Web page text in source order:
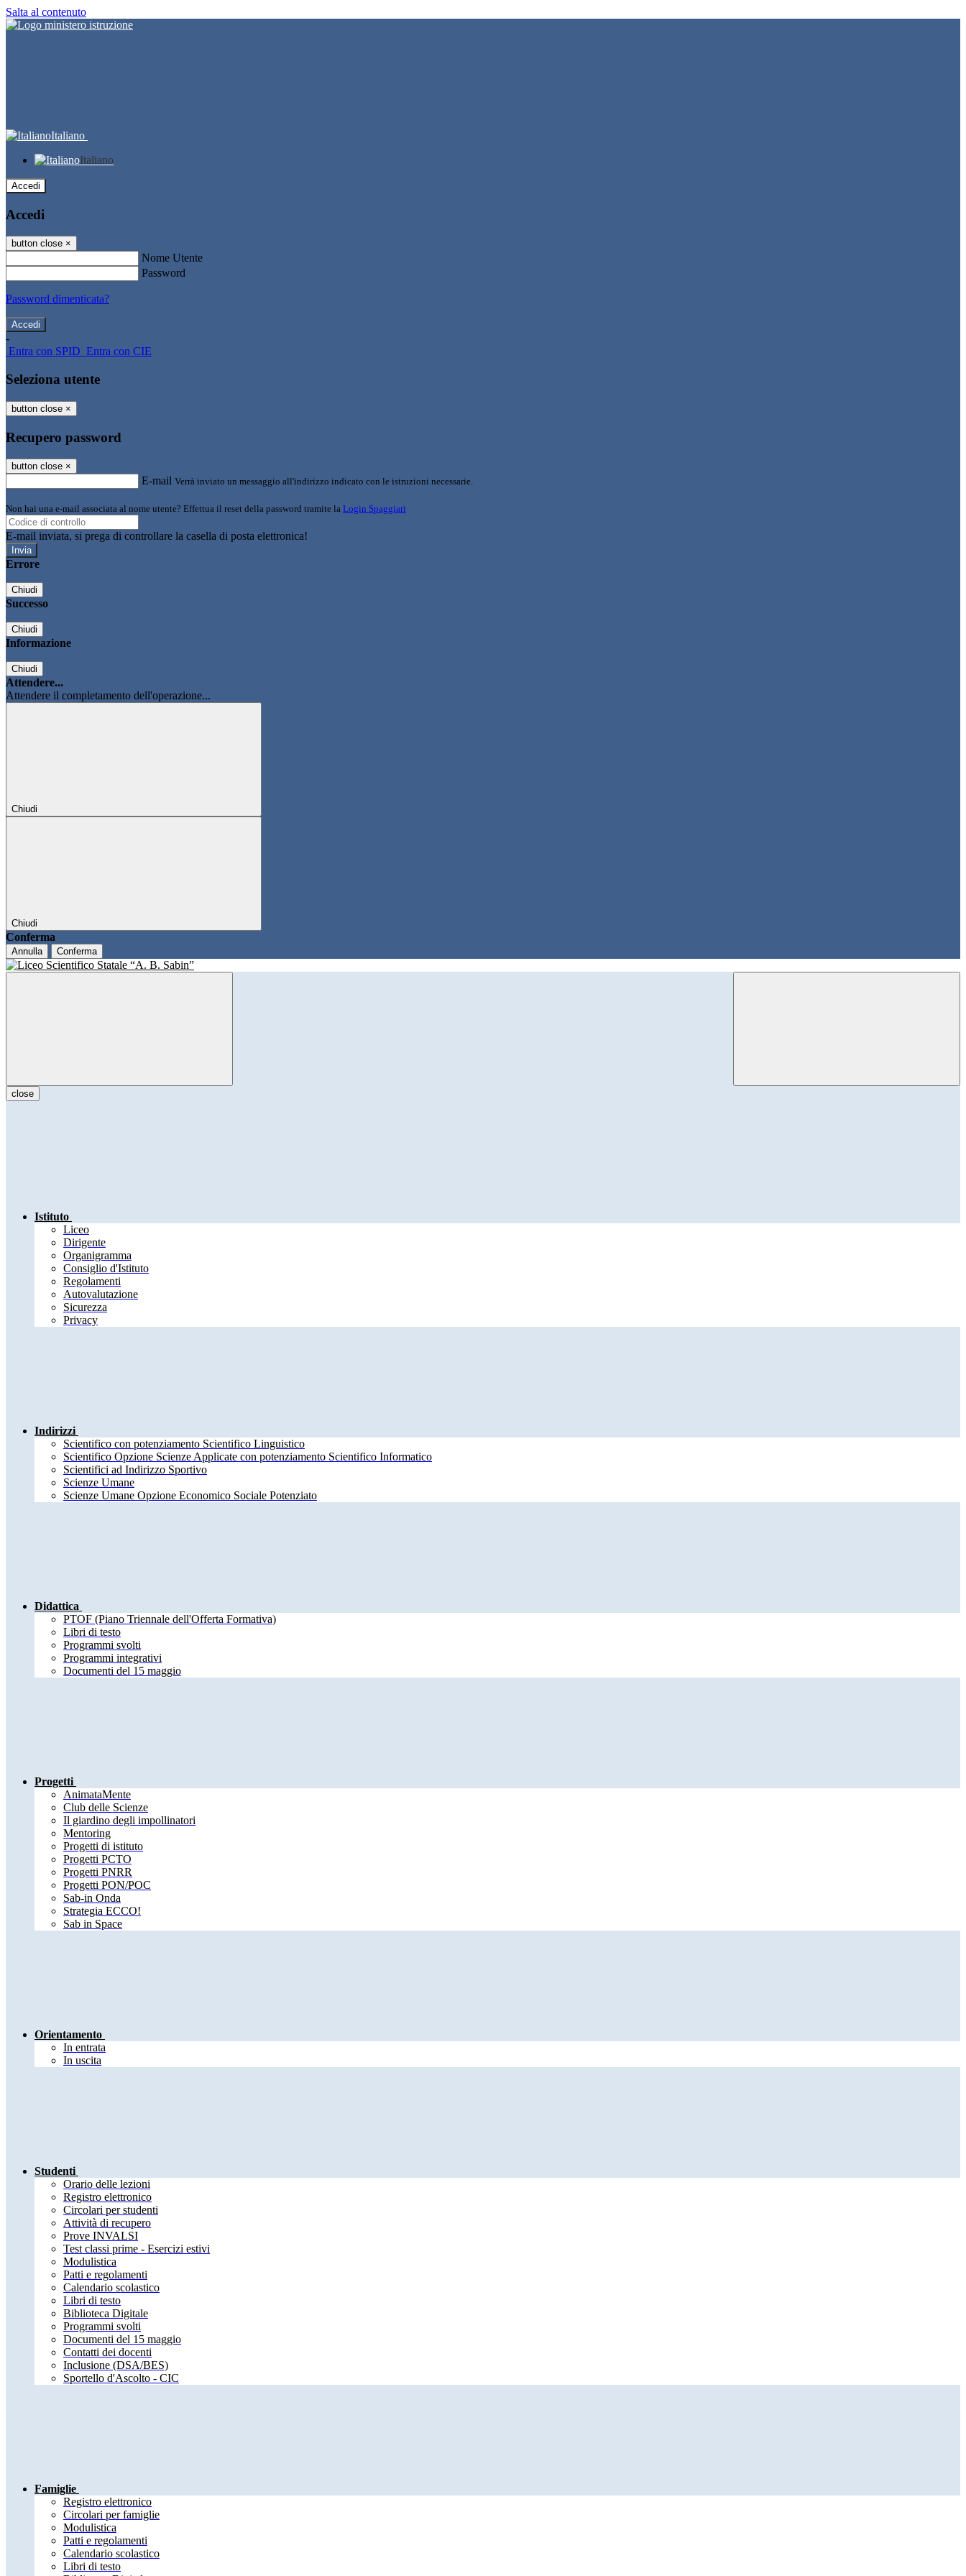
Salta al contenuto
Italiano
Italiano
Accedi
Accedi
button close ×
Nome Utente
Password
Password dimenticata?
-
Entra con SPID Entra con CIE
Seleziona utente
button close ×
Recupero password
button close ×
E-mail Verrà inviato un messaggio all'indirizzo indicato con le istruzioni necessarie.
Non hai una e-mail associata al nome utente? Effettua il reset della password tramite la Login Spaggiari
E-mail inviata, si prega di controllare la casella di posta elettronica!
Errore
Chiudi
Successo
Chiudi
Informazione
Chiudi
Attendere...
Attendere il completamento dell'operazione...
Chiudi
Chiudi
Conferma
Annulla Conferma
close
Istituto
Liceo
Dirigente
Organigramma
Consiglio d'Istituto
Regolamenti
Autovalutazione
Sicurezza
Privacy
Indirizzi
Scientifico con potenziamento Scientifico Linguistico
Scientifico Opzione Scienze Applicate con potenziamento Scientifico Informatico
Scientifici ad Indirizzo Sportivo
Scienze Umane
Scienze Umane Opzione Economico Sociale Potenziato
Didattica
PTOF (Piano Triennale dell'Offerta Formativa)
Libri di testo
Programmi svolti
Programmi integrativi
Documenti del 15 maggio
Progetti
AnimataMente
Club delle Scienze
Il giardino degli impollinatori
Mentoring
Progetti di istituto
Progetti PCTO
Progetti PNRR
Progetti PON/POC
Sab-in Onda
Strategia ECCO!
Sab in Space
Orientamento
In entrata
In uscita
Studenti
Orario delle lezioni
Registro elettronico
Circolari per studenti
Attività di recupero
Prove INVALSI
Test classi prime - Esercizi estivi
Modulistica
Patti e regolamenti
Calendario scolastico
Libri di testo
Biblioteca Digitale
Programmi svolti
Documenti del 15 maggio
Contatti dei docenti
Inclusione (DSA/BES)
Sportello d'Ascolto - CIC
Famiglie
Registro elettronico
Circolari per famiglie
Modulistica
Patti e regolamenti
Calendario scolastico
Libri di testo